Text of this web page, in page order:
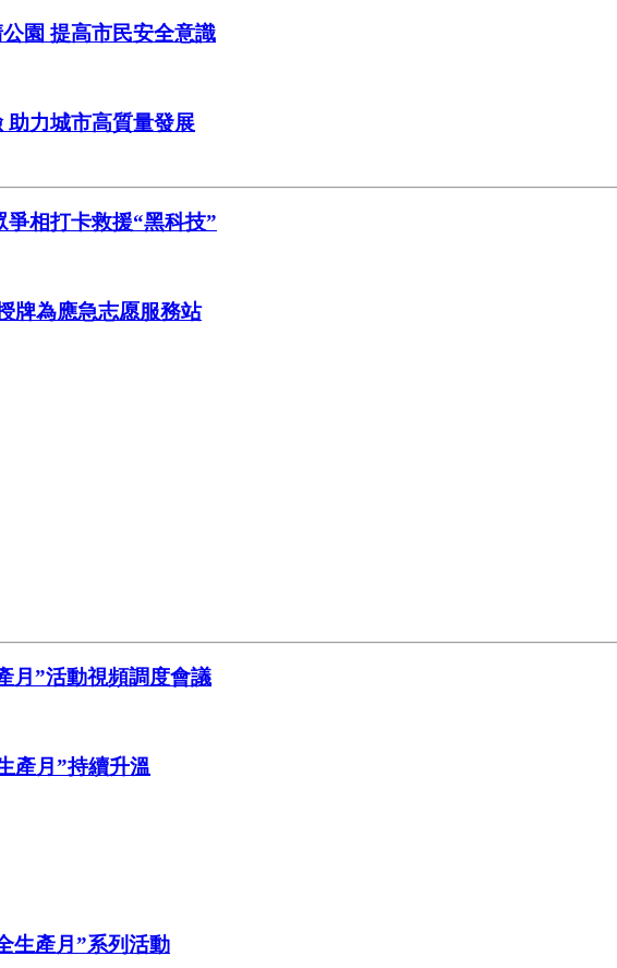
園 提高市民安全意識
助力城市高質量發展
相打卡救援“黑科技”
牌為應急志愿服務站
月”活動視頻調度會議
產月”持續升溫
生產月”系列活動